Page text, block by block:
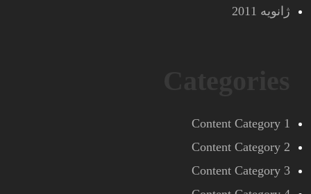
ژانویه 2011
Content Category 1
Content Category 2
Content Category 3